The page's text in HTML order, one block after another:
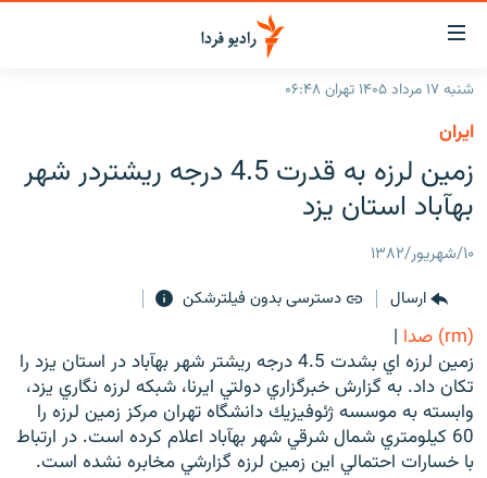
لینک‌های
قابلیت
دسترسی
بازگشت
منوی
اصلی
رفتن
صفحه
جستجو
جهان
برنامه‌های رادیویی
فرکانس‌ها
پادکست
چندرسانه‌ای
گزارش‌های تصویری
گزارش‌های ویدئویی
زنان فردا
English
به ما بپیوندید
شنبه ۱۷ مرداد ۱۴۰۵ تهران ۰۶:۴۸
ايران
زمين لرزه به قدرت 4.5 درجه ريشتردر شهر
بهآباد استان يزد
۱۰/شهریور/۱۳۸۲
ارسال
دسترسی بدون فیلترشکن
(rm) صدا
|
زمين لرزه اي بشدت 4.5 درجه ريشتر شهر بهآباد در استان يزد را
تكان داد. به گزارش خبرگزاري دولتي ايرنا، شبكه لرزه نگاري يزد،
وابسته به موسسه ژئوفيزيك دانشگاه تهران مركز زمين لرزه را
60 كيلومتري شمال شرقي شهر بهآباد اعلام كرده است. در ارتباط
با خسارات احتمالي اين زمين لرزه گزارشي مخابره نشده است.